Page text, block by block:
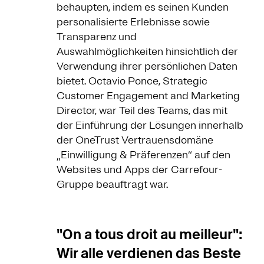
behaupten, indem es seinen Kunden
personalisierte Erlebnisse sowie
Transparenz und
Auswahlmöglichkeiten hinsichtlich der
Verwendung ihrer persönlichen Daten
bietet. Octavio Ponce, Strategic
Customer Engagement and Marketing
Director, war Teil des Teams, das mit
der Einführung der Lösungen innerhalb
der OneTrust Vertrauensdomäne
„Einwilligung & Präferenzen“ auf den
Websites und Apps der Carrefour-
Gruppe beauftragt war.
"On a tous droit au meilleur":
Wir alle verdienen das Beste